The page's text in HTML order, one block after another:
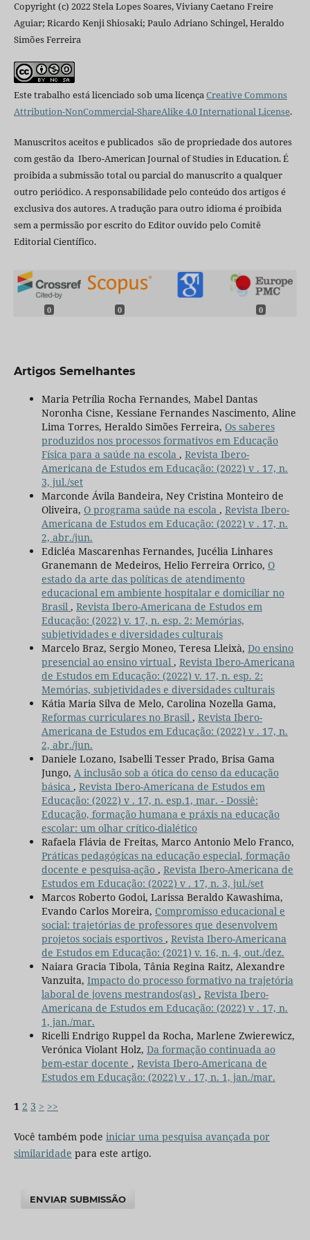
Copyright (c) 2022 Stela Lopes Soares, Viviany Caetano Freire
Aguiar; Ricardo Kenji Shiosaki; Paulo Adriano Schingel, Heraldo
Simões Ferreira
Este trabalho está licenciado sob uma licençaCreative Commons
Attribution-NonCommercial-ShareAlike 4.0 International License.
Manuscritos aceitos e publicados são de propriedade dos autores
com gestão da Ibero-American Journal of Studies in Education. É
proibida a submissão total ou parcial do manuscrito a qualquer
outro periódico. A responsabilidade pelo conteúdo dos artigos é
exclusiva dos autores. A tradução para outro idioma é proibida
sem a permissão por escrito do Editor ouvido pelo Comitê
Editorial Científico.
0 0 0
Artigos Semelhantes
Maria Petrília Rocha Fernandes, Mabel Dantas
Noronha Cisne, Kessiane Fernandes Nascimento, Aline
Lima Torres, Heraldo Simões Ferreira, Os saberes
produzidos nos processos formativos em Educação
Física para a saúde na escola , Revista Ibero-
Americana de Estudos em Educação: (2022) v . 17, n.
3, jul./set
Marconde Ávila Bandeira, Ney Cristina Monteiro de
Oliveira, O programa saúde na escola , Revista Ibero-
Americana de Estudos em Educação: (2022) v . 17, n.
2, abr./jun.
Edicléa Mascarenhas Fernandes, Jucélia Linhares
Granemann de Medeiros, Helio Ferreira Orrico, O
estado da arte das políticas de atendimento
educacional em ambiente hospitalar e domiciliar no
Brasil , Revista Ibero-Americana de Estudos em
Educação: (2022) v. 17, n. esp. 2: Memórias,
subjetividades e diversidades culturais
Marcelo Braz, Sergio Moneo, Teresa Lleixà, Do ensino
presencial ao ensino virtual , Revista Ibero-Americana
de Estudos em Educação: (2022) v. 17, n. esp. 2:
Memórias, subjetividades e diversidades culturais
Kátia Maria Silva de Melo, Carolina Nozella Gama,
Reformas curriculares no Brasil , Revista Ibero-
Americana de Estudos em Educação: (2022) v . 17, n.
2, abr./jun.
Daniele Lozano, Isabelli Tesser Prado, Brisa Gama
Jungo, A inclusão sob a ótica do censo da educação
básica , Revista Ibero-Americana de Estudos em
Educação: (2022) v . 17, n. esp.1, mar. - Dossiê:
Educação, formação humana e práxis na educação
escolar: um olhar crítico-dialético
Rafaela Flávia de Freitas, Marco Antonio Melo Franco,
Práticas pedagógicas na educação especial, formação
docente e pesquisa-ação , Revista Ibero-Americana de
Estudos em Educação: (2022) v . 17, n. 3, jul./set
Marcos Roberto Godoi, Larissa Beraldo Kawashima,
Evando Carlos Moreira, Compromisso educacional e
social: trajetórias de professores que desenvolvem
projetos sociais esportivos , Revista Ibero-Americana
de Estudos em Educação: (2021) v. 16, n. 4, out./dez.
Naiara Gracia Tibola, Tânia Regina Raitz, Alexandre
Vanzuita, Impacto do processo formativo na trajetória
laboral de jovens mestrandos(as) , Revista Ibero-
Americana de Estudos em Educação: (2022) v . 17, n.
1, jan./mar.
Ricelli Endrigo Ruppel da Rocha, Marlene Zwierewicz,
Verónica Violant Holz, Da formação continuada ao
bem-estar docente , Revista Ibero-Americana de
Estudos em Educação: (2022) v . 17, n. 1, jan./mar.
1 2 3 > >>
Você também pode iniciar uma pesquisa avançada por
similaridade para este artigo.
ENVIAR SUBMISSÃO